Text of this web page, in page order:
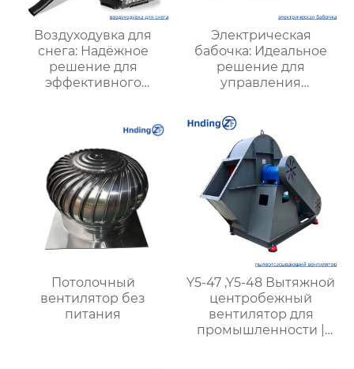
Воздуходувка для
снега: Надёжное
решение для
эффективного
Электрическая
бабочка: Идеальное
решение для
управления
потоками
Потолочный
вентилятор без
питания
Y5-47 ,Y5-48 Вытяжной
центробежный
вентилятор для
промышленности |